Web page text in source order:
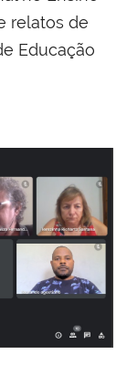
relatos de
Educação